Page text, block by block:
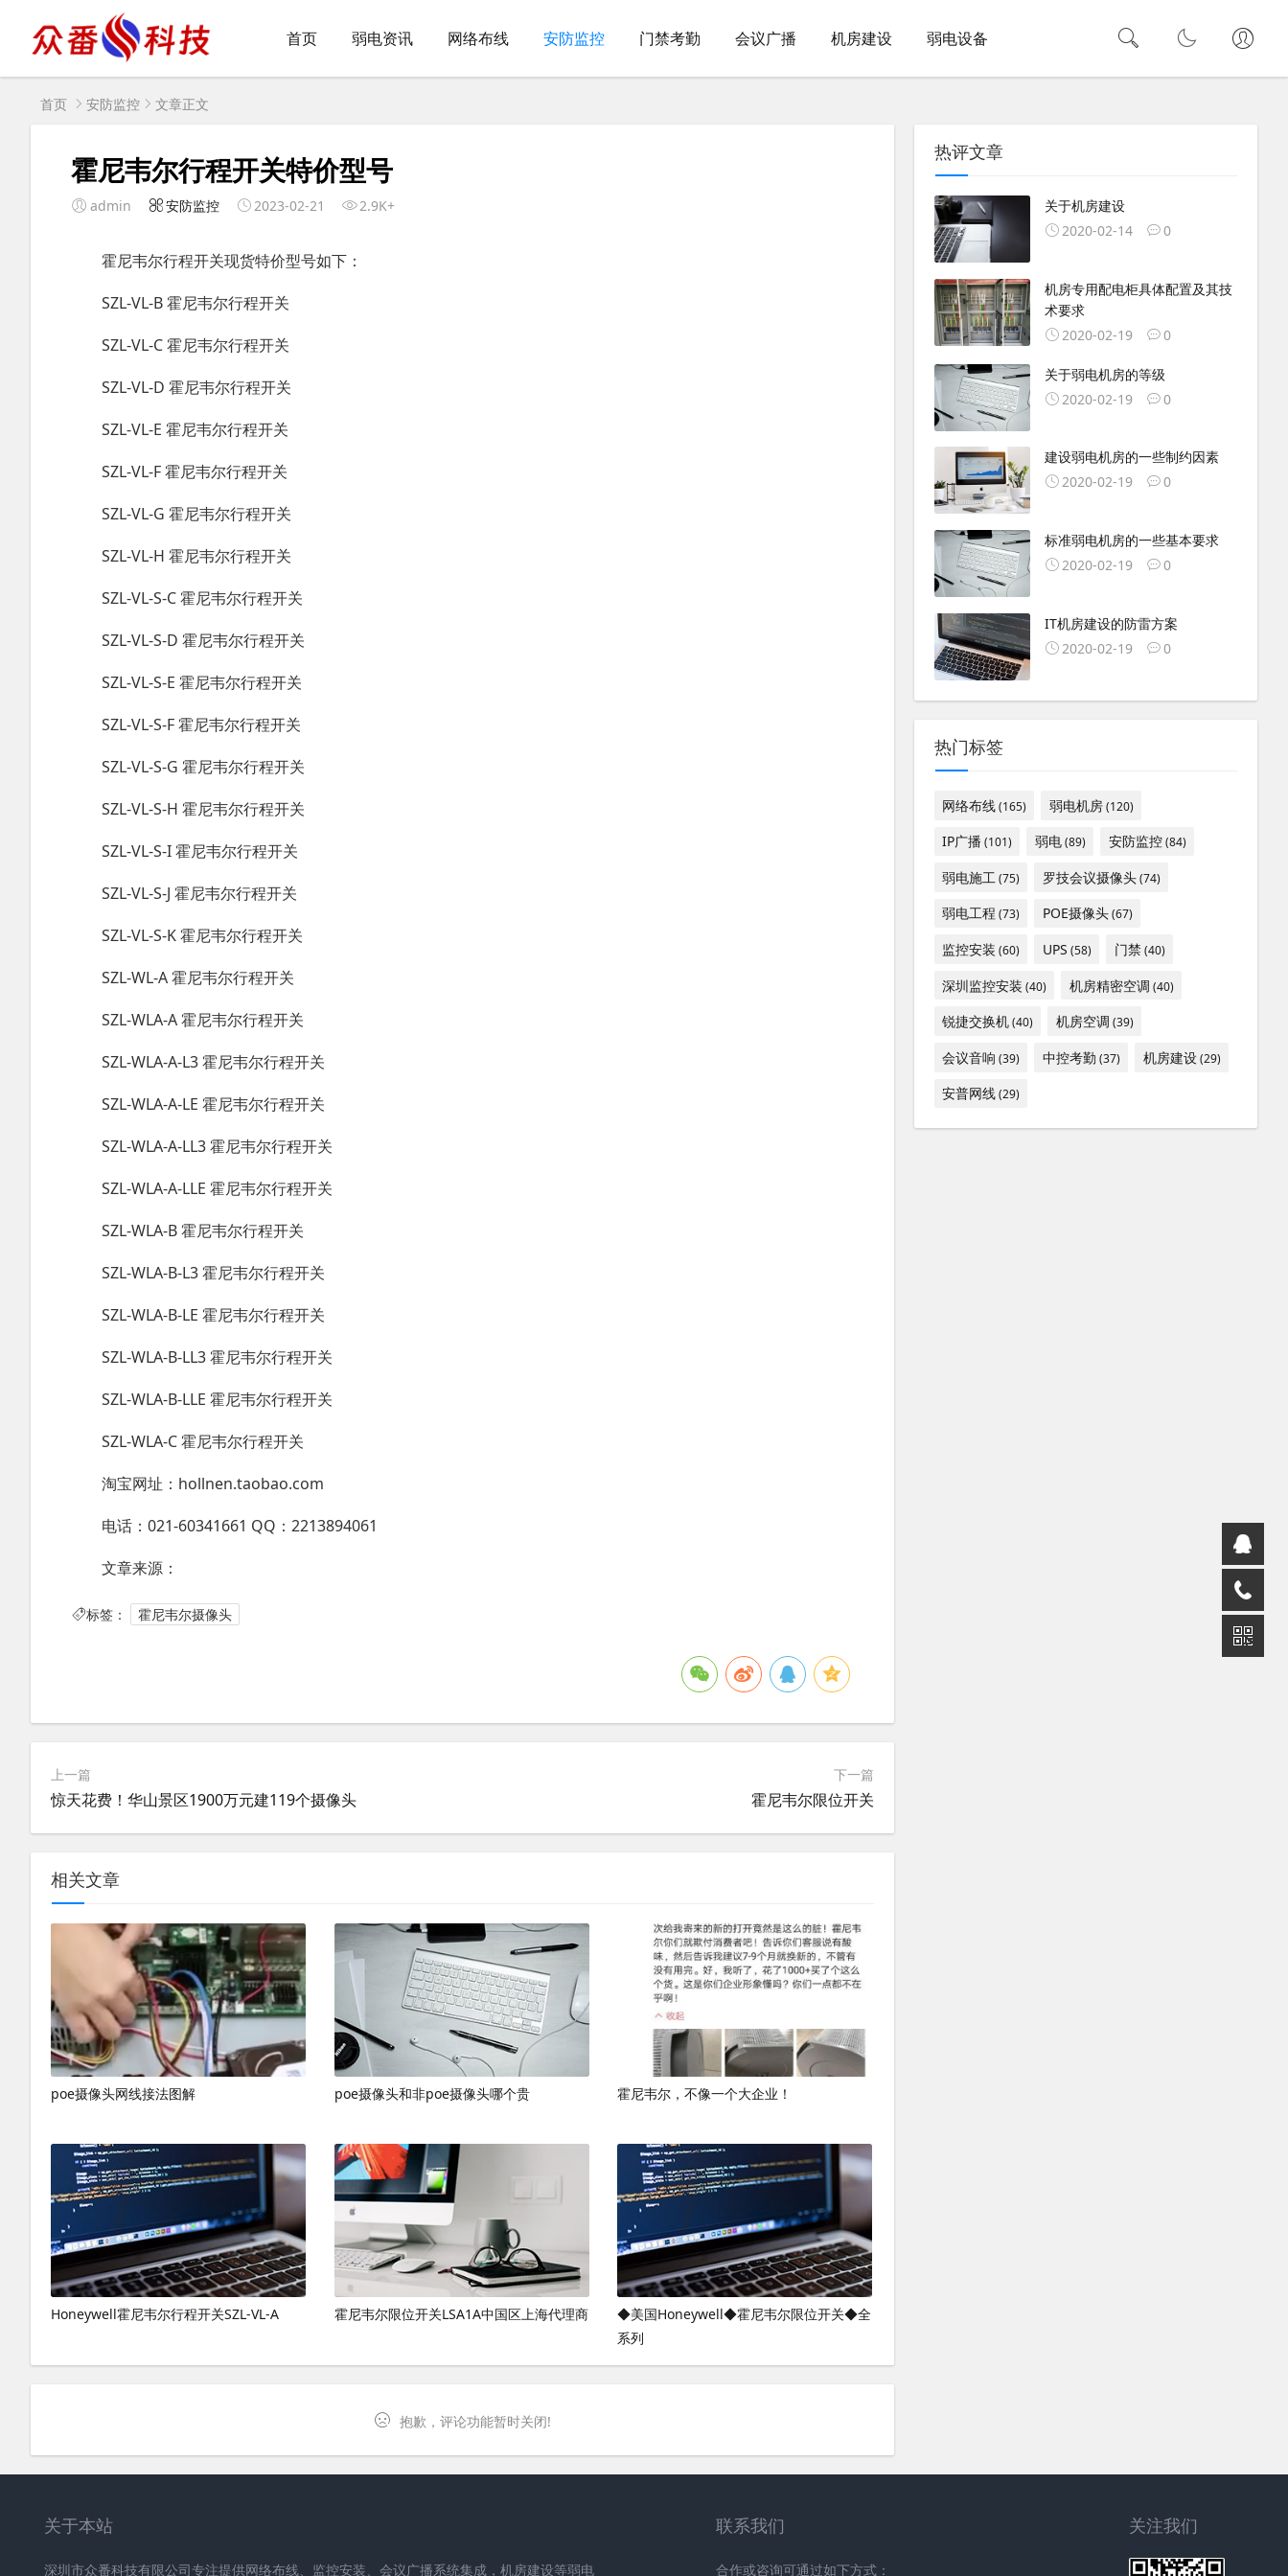
首页 弱电资讯 网络布线 安防监控 门禁考勤 会议广播 机房建设 弱电设备
首页 安防监控 文章正文
霍尼韦尔行程开关特价型号
admin 安防监控 2023-02-21 2.9K+
霍尼韦尔行程开关现货特价型号如下：
SZL-VL-B 霍尼韦尔行程开关
SZL-VL-C 霍尼韦尔行程开关
SZL-VL-D 霍尼韦尔行程开关
SZL-VL-E 霍尼韦尔行程开关
SZL-VL-F 霍尼韦尔行程开关
SZL-VL-G 霍尼韦尔行程开关
SZL-VL-H 霍尼韦尔行程开关
SZL-VL-S-C 霍尼韦尔行程开关
SZL-VL-S-D 霍尼韦尔行程开关
SZL-VL-S-E 霍尼韦尔行程开关
SZL-VL-S-F 霍尼韦尔行程开关
SZL-VL-S-G 霍尼韦尔行程开关
SZL-VL-S-H 霍尼韦尔行程开关
SZL-VL-S-I 霍尼韦尔行程开关
SZL-VL-S-J 霍尼韦尔行程开关
SZL-VL-S-K 霍尼韦尔行程开关
SZL-WL-A 霍尼韦尔行程开关
SZL-WLA-A 霍尼韦尔行程开关
SZL-WLA-A-L3 霍尼韦尔行程开关
SZL-WLA-A-LE 霍尼韦尔行程开关
SZL-WLA-A-LL3 霍尼韦尔行程开关
SZL-WLA-A-LLE 霍尼韦尔行程开关
SZL-WLA-B 霍尼韦尔行程开关
SZL-WLA-B-L3 霍尼韦尔行程开关
SZL-WLA-B-LE 霍尼韦尔行程开关
SZL-WLA-B-LL3 霍尼韦尔行程开关
SZL-WLA-B-LLE 霍尼韦尔行程开关
SZL-WLA-C 霍尼韦尔行程开关
淘宝网址：hollnen.taobao.com
电话：021-60341661 QQ：2213894061
文章来源：
标签： 霍尼韦尔摄像头
上一篇
惊天花费！华山景区1900万元建119个摄像头
下一篇
霍尼韦尔限位开关
相关文章
poe摄像头网线接法图解 poe摄像头和非poe摄像头哪个贵 霍尼韦尔，不像一个大企业！
Honeywell霍尼韦尔行程开关SZL-VL-A 霍尼韦尔限位开关LSA1A中国区上海代理商
◆美国Honeywell◆霍尼韦尔限位开关◆全
系列
抱歉，评论功能暂时关闭!
热评文章
关于机房建设
2020-02-14
0
机房专用配电柜具体配置及其技
术要求
2020-02-19
0
关于弱电机房的等级
2020-02-19
0
建设弱电机房的一些制约因素
2020-02-19
0
标准弱电机房的一些基本要求
2020-02-19
0
IT机房建设的防雷方案
2020-02-19
0
热门标签
网络布线(165) 弱电机房(120)
IP广播(101) 弱电(89) 安防监控(84)
弱电施工(75) 罗技会议摄像头(74)
弱电工程 (73) POE摄像头(67)
监控安装 (60) UPS (58) 门禁 (40)
深圳监控安装 (40) 机房精密空调 (40)
锐捷交换机(40) 机房空调 (39)
会议音响 (39) 中控考勤 (37) 机房建设(29)
安普网线(29)
关于本站
深圳市众番科技有限公司专注提供网络布线、监控安装、会议广播系统集成，机房建设等弱电
联系我们
合作或咨询可通过如下方式：
关注我们